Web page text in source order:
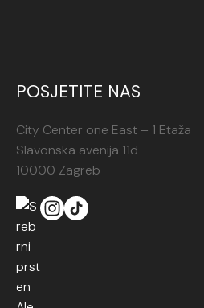
POSJETITE NAS
City Center one East – 1 Etaža
Slavonska avenija 11d
10000 Zagreb